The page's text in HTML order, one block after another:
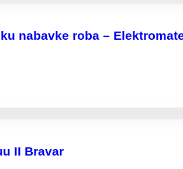
nabavke roba –
II Bravar